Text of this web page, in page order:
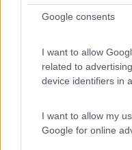
Google consents
I want to allow
related to
device identifiers in
I want to allow my
Google for online
Situato tra il lago, la
Silkeborg - 104.6km